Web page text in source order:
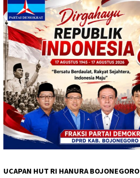
UCAPAN HUT RI HANURA BOJONEGORO